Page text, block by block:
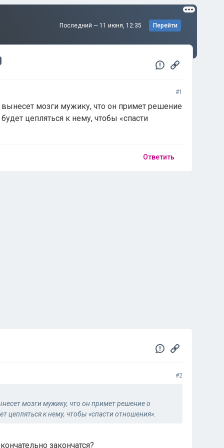
Последний — 11 июня, 12:35 Перейти
#1
вынесет мозги мужику, что он примет решение
цепляться к нему, чтобы «спасти
Ответить
#2
мозги мужику, что он примет решение о
цепляться к нему, чтобы «спасти отношения».
закончатся?